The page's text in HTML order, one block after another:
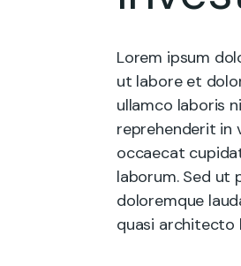
Lorem ipsum
ut labore et
ullamco laboris
reprehenderit in
occaecat
laborum. Sed ut
doloremque
quasi architecto